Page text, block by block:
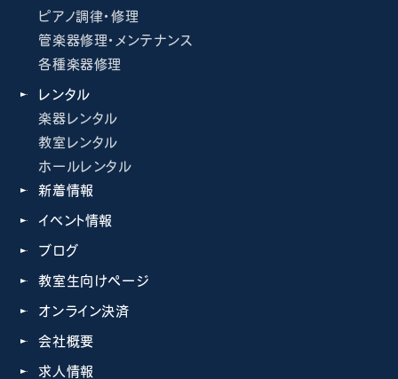
ピアノ調律・修理
管楽器修理・メンテナンス
各種楽器修理
レンタル
楽器レンタル
教室レンタル
ホールレンタル
新着情報
イベント情報
ブログ
教室生向けページ
オンライン決済
会社概要
求人情報